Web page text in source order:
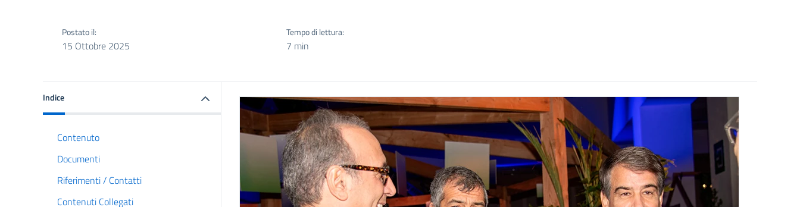
Postato il:
15 Ottobre 2025
Tempo di lettura:
7 min
Indice
Contenuto
Documenti
Riferimenti / Contatti
Contenuti Collegati